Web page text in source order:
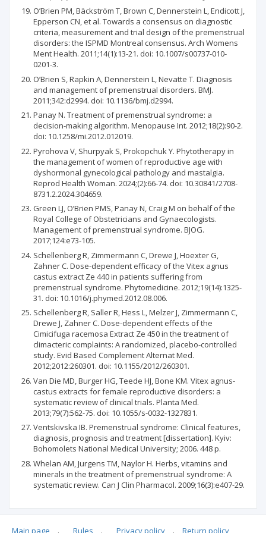
O’Brien PM, Bäckström T, Brown C, Dennerstein L, Endicott J,
Epperson CN, et al. Towards a consensus on diagnostic
criteria, measurement and trial design of the premenstrual
disorders: the ISPMD Montreal consensus. Arch Womens
Ment Health. 2011;14(1):13-21. doi: 10.1007/s00737-010-
0201-3.
O’Brien S, Rapkin A, Dennerstein L, Nevatte T. Diagnosis
and management of premenstrual disorders. BMJ.
2011;342:d2994. doi: 10.1136/bmj.d2994.
Panay N. Treatment of premenstrual syndrome: a
decision-making algorithm. Menopause Int. 2012;18(2):90-2.
doi: 10.1258/mi.2012.012019.
Pyrohova V, Shurpyak S, Prokopchuk Y. Phytotherapy in
the management of women of reproductive age with
dyshormonal gynecological pathology and mastalgia.
Reprod Health Woman. 2024;(2):66-74. doi: 10.30841/2708-
8731.2.2024.304659.
Green LJ, O’Brien PMS, Panay N, Craig M on behalf of the
Royal College of Obstetricians and Gynaecologists.
Management of premenstrual syndrome. BJOG.
2017;124:e73-105.
Schellenberg R, Zimmermann C, Drewe J, Hoexter G,
Zahner C. Dose-dependent efficacy of the Vitex agnus
castus extract Ze 440 in patients suffering from
premenstrual syndrome. Phytomedicine. 2012;19(14):1325-
31. doi: 10.1016/j.phymed.2012.08.006.
Schellenberg R, Saller R, Hess L, Melzer J, Zimmermann C,
Drewe J, Zahner C. Dose-dependent effects of the
Cimicifuga racemosa Extract Ze 450 in the treatment of
climacteric complaints: A randomized, placebo-controlled
study. Evid Based Complement Alternat Med.
2012;2012:260301. doi: 10.1155/2012/260301.
Van Die MD, Burger HG, Teede HJ, Bone KM. Vitex agnus-
castus extracts for female reproductive disorders: a
systematic review of clinical trials. Planta Med.
2013;79(7):562-75. doi: 10.1055/s-0032-1327831.
Ventskivska IB. Premenstrual syndrome: Clinical features,
diagnosis, prognosis and treatment [dissertation]. Kyiv:
Bohomolets National Medical University; 2006. 448 p.
Whelan AM, Jurgens TM, Naylor H. Herbs, vitamins and
minerals in the treatment of premenstrual syndrome: A
systematic review. Can J Clin Pharmacol. 2009;16(3):e407-29.
Main page . Rules . Privacy policy . Return policy